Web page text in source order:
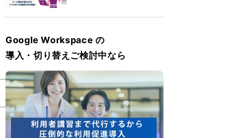
定方法・スマホからの確認方
Google Workspace の
導入・切り替えご検討中なら